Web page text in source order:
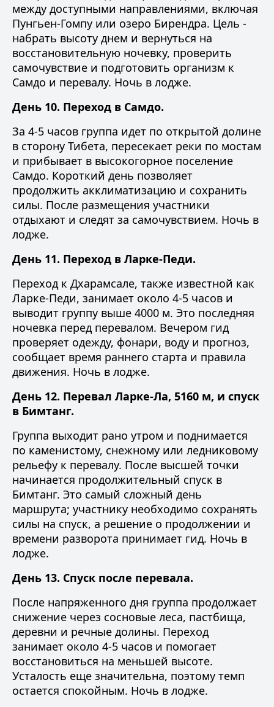
между доступными направлениями, включая
Пунгьен-Гомпу или озеро Бирендра. Цель -
набрать высоту днем и вернуться на
восстановительную ночевку, проверить
самочувствие и подготовить организм к
Самдо и перевалу. Ночь в лодже.
День 10. Переход в Самдо.
За 4-5 часов группа идет по открытой долине
в сторону Тибета, пересекает реки по мостам
и прибывает в высокогорное поселение
Самдо. Короткий день позволяет
продолжить акклиматизацию и сохранить
силы. После размещения участники
отдыхают и следят за самочувствием. Ночь в
лодже.
День 11. Переход в Ларке-Педи.
Переход к Дхарамсале, также известной как
Ларке-Педи, занимает около 4-5 часов и
выводит группу выше 4000 м. Это последняя
ночевка перед перевалом. Вечером гид
проверяет одежду, фонари, воду и прогноз,
сообщает время раннего старта и правила
движения. Ночь в лодже.
День 12. Перевал Ларке-Ла, 5160 м, и спуск
в Бимтанг.
Группа выходит рано утром и поднимается
по каменистому, снежному или ледниковому
рельефу к перевалу. После высшей точки
начинается продолжительный спуск в
Бимтанг. Это самый сложный день
маршрута; участнику необходимо сохранять
силы на спуск, а решение о продолжении и
времени разворота принимает гид. Ночь в
лодже.
День 13. Спуск после перевала.
После напряженного дня группа продолжает
снижение через сосновые леса, пастбища,
деревни и речные долины. Переход
занимает около 4-5 часов и помогает
восстановиться на меньшей высоте.
Усталость еще значительна, поэтому темп
остается спокойным. Ночь в лодже.